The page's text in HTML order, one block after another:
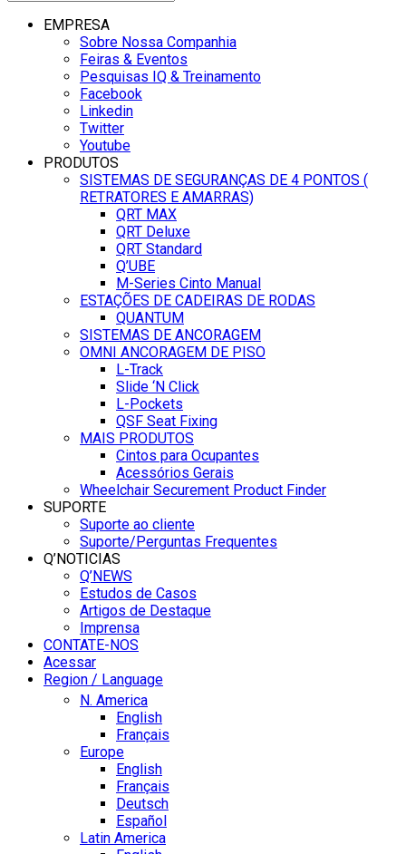
EMPRESA
Sobre Nossa Companhia
Feiras & Eventos
Pesquisas IQ & Treinamento
Facebook
Linkedin
Twitter
Youtube
PRODUTOS
SISTEMAS DE SEGURANÇAS DE 4 PONTOS (
RETRATORES E AMARRAS)
QRT MAX
QRT Deluxe
QRT Standard
Q’UBE
M-Series Cinto Manual
ESTAÇÕES DE CADEIRAS DE RODAS
QUANTUM
SISTEMAS DE ANCORAGEM
OMNI ANCORAGEM DE PISO
L-Track
Slide ‘N Click
L-Pockets
QSF Seat Fixing
MAIS PRODUTOS
Cintos para Ocupantes
Acessórios Gerais
Wheelchair Securement Product Finder
SUPORTE
Suporte ao cliente
Suporte/Perguntas Frequentes
Q’NOTICIAS
Q’NEWS
Estudos de Casos
Artigos de Destaque
Imprensa
CONTATE-NOS
Acessar
Region / Language
N. America
English
Français
Europe
English
Français
Deutsch
Español
Latin America